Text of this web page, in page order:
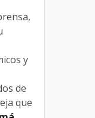
y
de
que